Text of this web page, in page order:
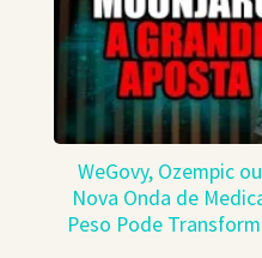
WeGovy, Ozempic
Nova Onda de
Peso Pode